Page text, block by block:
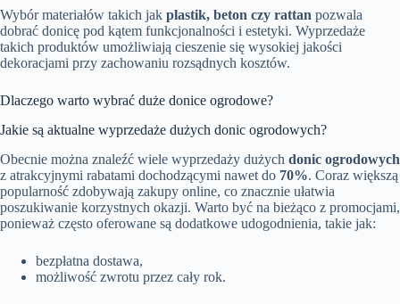
Wybór materiałów takich jak plastik, beton czy rattan pozwala
dobrać donicę pod kątem funkcjonalności i estetyki. Wyprzedaże
takich produktów umożliwiają cieszenie się wysokiej jakości
dekoracjami przy zachowaniu rozsądnych kosztów.
Dlaczego warto wybrać duże donice ogrodowe?
Jakie są aktualne wyprzedaże dużych donic ogrodowych?
Obecnie można znaleźć wiele wyprzedaży dużych donic ogrodowych
z atrakcyjnymi rabatami dochodzącymi nawet do 70%. Coraz większą
popularność zdobywają zakupy online, co znacznie ułatwia
poszukiwanie korzystnych okazji. Warto być na bieżąco z promocjami,
ponieważ często oferowane są dodatkowe udogodnienia, takie jak:
bezpłatna dostawa,
możliwość zwrotu przez cały rok.